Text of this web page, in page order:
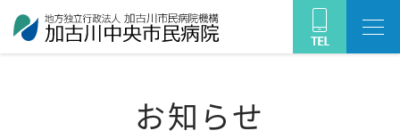
お知らせ